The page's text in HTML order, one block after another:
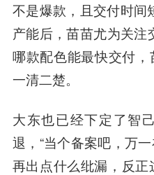
不是爆款，且交付时间
产能后，苗苗尤为关注
哪款配色能最快交付
一清二楚。
大东也已经下定了智
退，“当个备案吧，万
再出点什么纰漏，反